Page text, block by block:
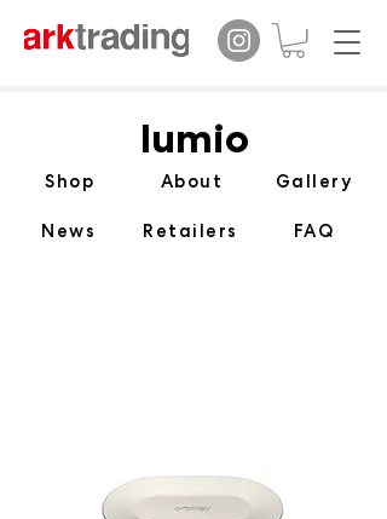
lumio
Shop About Gallery
News Retailers FAQ